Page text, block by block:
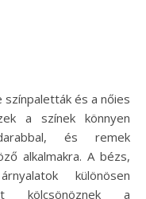
és a nőies
a színek könnyen
és remek
alkalmakra. A bézs,
különösen
kölcsönöznek a